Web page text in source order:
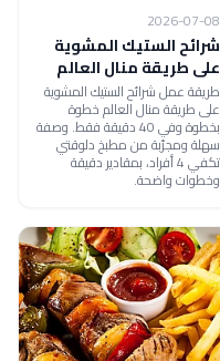
2026-07-08
شرائح الستيك المشوية
على طريقة منال العالم
طريقة عمل شرائح الستيك المشوية
على طريقة منال العالم خطوة
بخطوة وفي 40 دقيقة فقط. وصفة
سهلة ومجرّبة من مطبخ دلوقتي
تكفي 4 أفراد، بمقادير دقيقة
وخطوات واضحة.